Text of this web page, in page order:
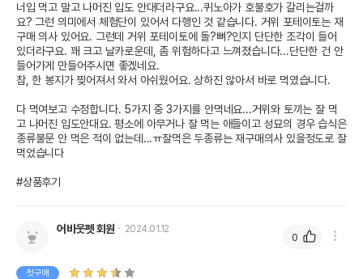
너입 먹고 말고 나머진 입도 안대더라구요...퀴노아가 호불호가 갈리는걸까
요? 그런 의미에서 체험단이 있어서 다행인 것 같습니다. 거위 포테이토는 재
구매 의사 있어요. 그런데 거위 포테이토에 돌?뼈?인지 단단한 조각이 들어
있더라구요. 꽤 크고 날카로운데, 좀 위험하다고 느껴졌습니다...단단한 건 안
들어가게 만들어주시면 좋겠네요.
참, 한 봉지가 찢어져서 와서 아쉬웠어요. 상하진 않아서 바로 먹였습니다.
다 먹여보고 수정합니다. 5가지 중 3가지를 안먹네요...거위와 토끼는 잘 먹
고 나머진 입도안대요. 평소에 아무거나 잘 먹는 애들이고 성묘의 경우 습식은
종류불문 안 먹은 적이 없는데...ㅠ잘먹은 두종류는 재구매의사 있을정도로 잘
먹었습니다
#상품후기
어바웃펫 회원 2024.01.12
첫구매
0